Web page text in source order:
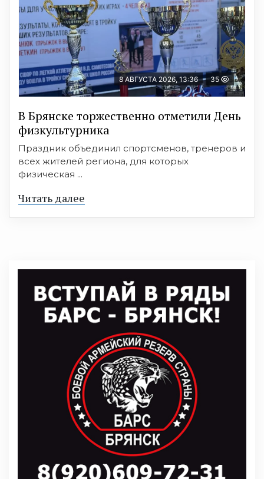
8 АВГУСТА 2026, 13:36 35
В Брянске торжественно отметили День
физкультурника
Праздник объединил спортсменов, тренеров и
всех жителей региона, для которых
физическая ...
Читать далее